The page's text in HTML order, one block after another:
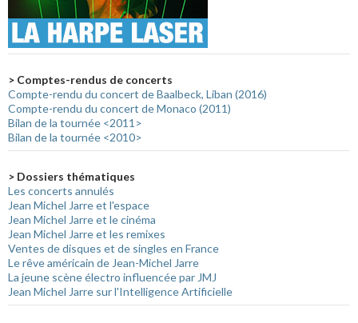
> Comptes-rendus de concerts
Compte-rendu du concert de Baalbeck, Liban (2016)
Compte-rendu du concert de Monaco (2011)
Bilan de la tournée <2011>
Bilan de la tournée <2010>
> Dossiers thématiques
Les concerts annulés
Jean Michel Jarre et l'espace
Jean Michel Jarre et le cinéma
Jean Michel Jarre et les remixes
Ventes de disques et de singles en France
Le rêve américain de Jean-Michel Jarre
La jeune scène électro influencée par JMJ
Jean Michel Jarre sur l'Intelligence Artificielle